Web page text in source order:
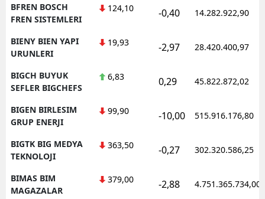
BFREN BOSCH
FREN SISTEMLERI
124,10 -0,40 14.282.922,90
BIENY BIEN YAPI
URUNLERI
19,93 -2,97 28.420.400,97
BIGCH BUYUK
SEFLER BIGCHEFS
6,83 0,29 45.822.872,02
BIGEN BIRLESIM
GRUP ENERJI
99,90 -10,00 515.916.176,80
BIGTK BIG MEDYA
TEKNOLOJI
363,50 -0,27 302.320.586,25
BIMAS BIM
MAGAZALAR
379,00 -2,88 4.751.365.734,00